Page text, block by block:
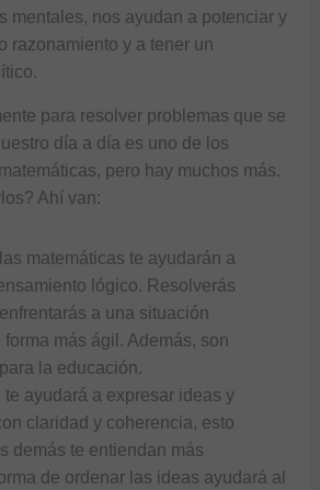
mentales, nos ayudan a potenciar y
razonamiento y a tener un
para resolver problemas que se
día a día es uno de los
pero hay muchos más.
Ahí van:
matemáticas te ayudarán a
lógico. Resolverás
a una situación
más ágil. Además, son
la educación.
: te ayudará a expresar ideas y
claridad y coherencia, esto
demás te entiendan más
de ordenar las ideas ayudará al